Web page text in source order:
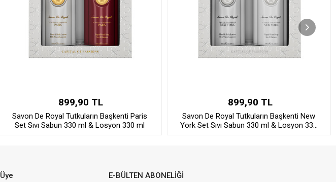
899,90 TL
Savon De Royal Tutkuların Başkenti Paris
Set Sıvı Sabun 330 ml & Losyon 330 ml
899,90 TL
Savon De Royal Tutkuların Başkenti New
York Set Sıvı Sabun 330 ml & Losyon 330
Üye E-BÜLTEN ABONELİĞİ